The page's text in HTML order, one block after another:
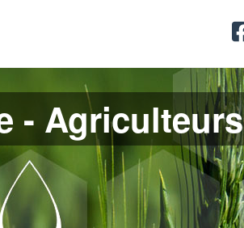
- Agriculteurs